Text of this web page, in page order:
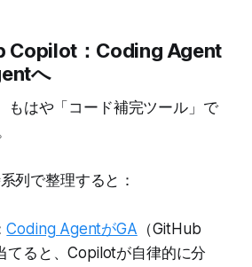
Copilot：Coding Agent
へ
もはや「コード補完ツール」で
列で整理すると：
Coding AgentがGA （GitHub
てると、Copilotが自律的に分